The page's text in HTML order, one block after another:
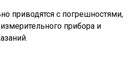
приводятся с погрешностями,
прибора и